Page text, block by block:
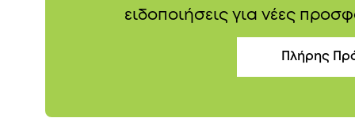
ειδοποιήσεις για νέες
Πλήρης